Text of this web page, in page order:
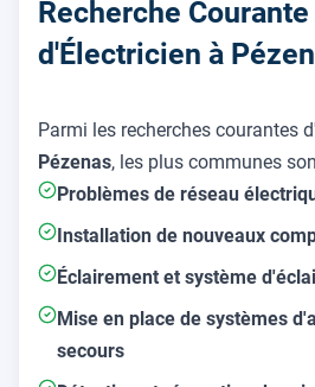
Recherche Courante
d'Électricien à
Parmi les recherches courantes
Pézenas, les plus communes
Problèmes de réseau
Installation de nouveaux
Éclairement et système
Mise en place de systèmes
secours